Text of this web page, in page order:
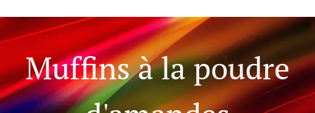
Muffins à la poudre